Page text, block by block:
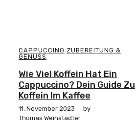
CAPPUCCINO ZUBEREITUNG &
GENUSS
Wie Viel Koffein Hat Ein
Cappuccino? Dein Guide Zu
Koffein Im Kaffee
11. November 2023
by
Thomas Weinstädter